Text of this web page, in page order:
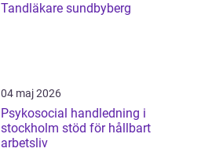
Tandläkare sundbyberg
04 maj 2026
Psykosocial handledning i
stockholm stöd för hållbart
arbetsliv